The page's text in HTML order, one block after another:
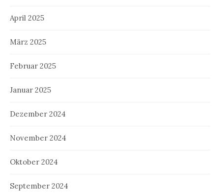
April 2025
März 2025
Februar 2025
Januar 2025
Dezember 2024
November 2024
Oktober 2024
September 2024